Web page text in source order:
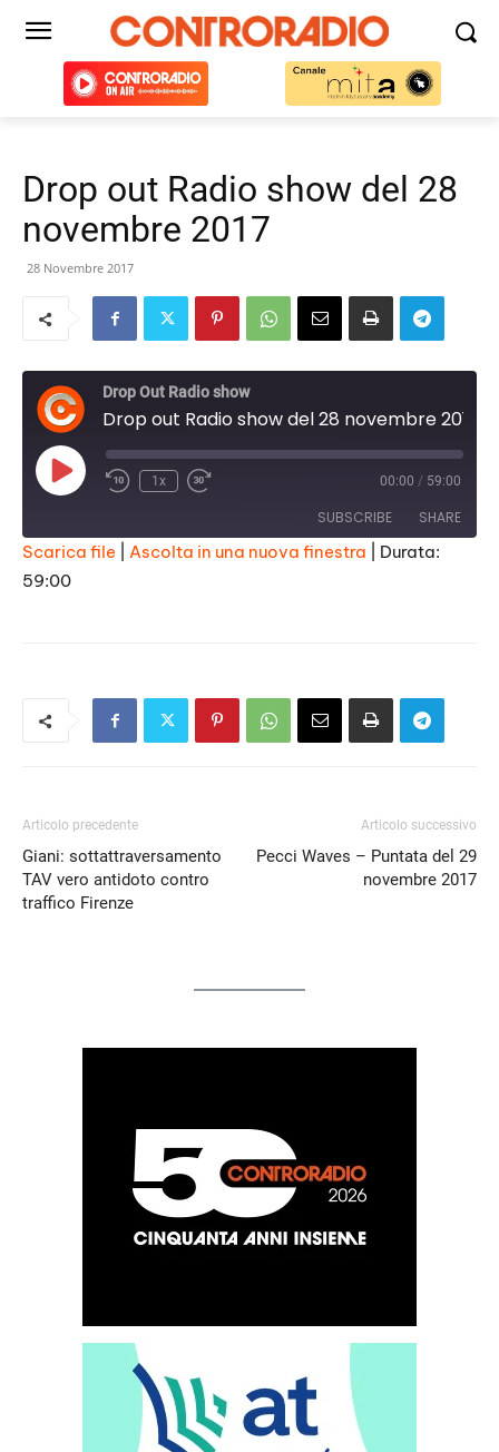
Drop out Radio show del 28
novembre 2017
28 Novembre 2017
Drop Out Radio show
Drop out Radio show del 28 novembre 2017
Play
Episode
1x 00:00 / 59:00
SUBSCRIBE SHARE
SHARE
Scarica file Ascolta in una nuova finestra
Durata:
59:00
Articolo precedente
Giani: sottattraversamento
TAV vero antidoto contro
traffico Firenze
Articolo successivo
Pecci Waves – Puntata del 29
novembre 2017